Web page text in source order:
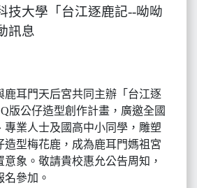
技大學「台江逐鹿記--呦呦
訊息
鹿耳門天后宮共同主辦「台江逐
版公仔造型創作計畫，廣邀全國
專業人士及國高中小同學，雕塑
造型梅花鹿，成為鹿耳門媽祖宮
意象。敬請貴校惠允公告周知，
名參加。